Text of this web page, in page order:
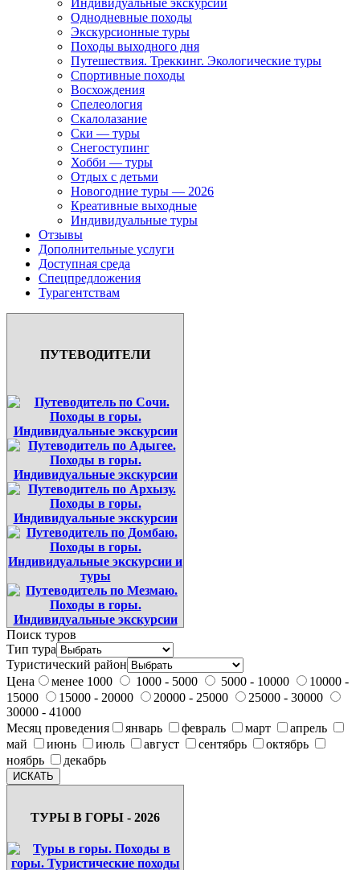
Индивидуальные экскурсии
Однодневные походы
Экскурсионные туры
Походы выходного дня
Путешествия. Треккинг. Экологические туры
Спортивные походы
Восхождения
Спелеология
Скалолазание
Ски — туры
Снегоступинг
Хобби — туры
Отдых с детьми
Новогодние туры — 2026
Креативные выходные
Индивидуальные туры
Отзывы
Дополнительные услуги
Доступная среда
Спецпредложения
Турагентствам
ПУТЕВОДИТЕЛИ
Поиск туров
Тип тура
Туристический район
Цена
менее 1000 1000 - 5000 5000 - 10000
10000 -
15000
15000 - 20000 20000 - 25000
25000 - 30000
30000 - 41000
Месяц проведения
январь февраль март
апрель
май
июнь июль август сентябрь
октябрь
ноябрь
декабрь
ТУРЫ В ГОРЫ - 2026